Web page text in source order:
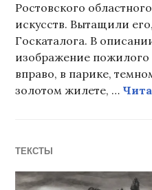
Ростовского
искусств. Вытащили
Госкаталога. В
изображение
вправо, в парике,
золотом жилете, …
ТЕКСТЫ